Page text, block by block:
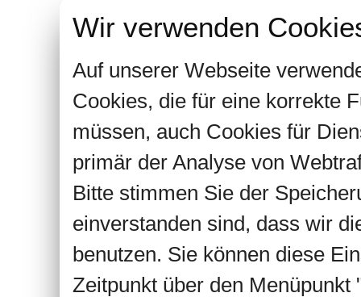
Wir verwenden
Auf unserer Webseite
Cookies, die für eine korrekte
müssen, auch Cookies für
primär der Analyse von
Bitte stimmen Sie der
einverstanden sind, dass wir
benutzen. Sie können diese
Zeitpunkt über den Menüpunkt